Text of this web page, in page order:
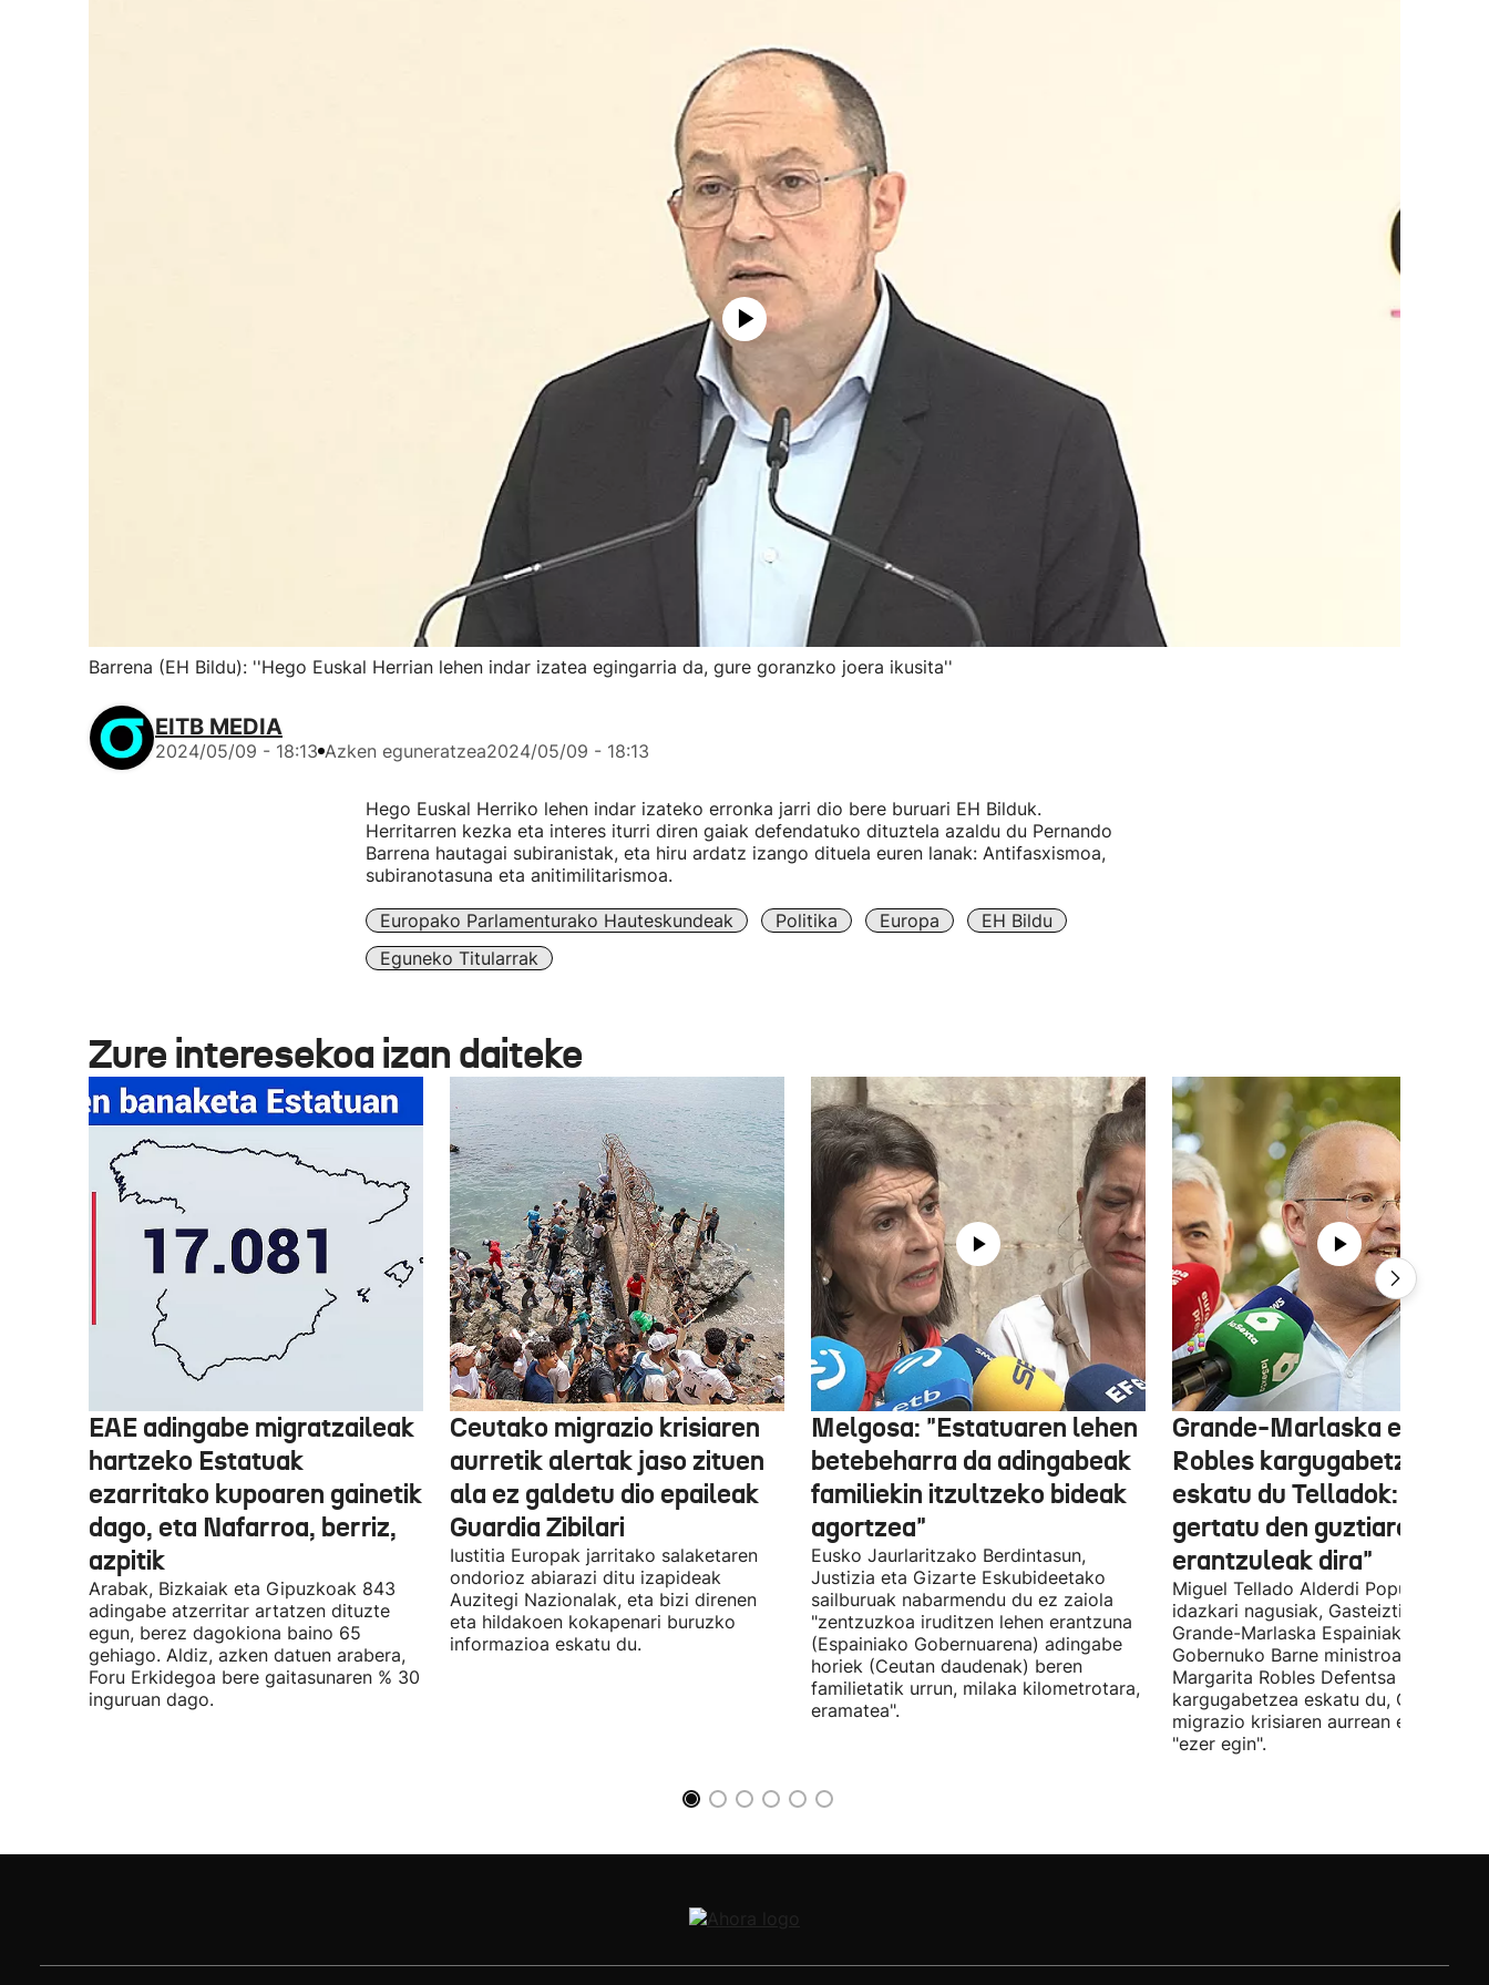
Barrena (EH Bildu): ''Hego Euskal Herrian lehen indar izatea egingarria da, gure goranzko joera ikusita''
EITB MEDIA
2024/05/09 - 18:13 Azken eguneratzea2024/05/09 - 18:13
Hego Euskal Herriko lehen indar izateko erronka jarri dio bere buruari EH Bilduk.
Herritarren kezka eta interes iturri diren gaiak defendatuko dituztela azaldu du Pernando
Barrena hautagai subiranistak, eta hiru ardatz izango dituela euren lanak: Antifasxismoa,
subiranotasuna eta anitimilitarismoa.
Europako Parlamenturako Hauteskundeak Politika Europa
EH Bildu
Eguneko Titularrak
Zure interesekoa izan daiteke
EAE adingabe migratzaileak
hartzeko Estatuak
ezarritako kupoaren gainetik
dago, eta Nafarroa, berriz,
azpitik
Arabak, Bizkaiak eta Gipuzkoak 843
adingabe atzerritar artatzen dituzte
egun, berez dagokiona baino 65
gehiago. Aldiz, azken datuen arabera,
Foru Erkidegoa bere gaitasunaren % 30
inguruan dago.
Ceutako migrazio krisiaren
aurretik alertak jaso zituen
ala ez galdetu dio epaileak
Guardia Zibilari
Iustitia Europak jarritako salaketaren
ondorioz abiarazi ditu izapideak
Auzitegi Nazionalak, eta bizi direnen
eta hildakoen kokapenari buruzko
informazioa eskatu du.
Melgosa: "Estatuaren lehen
betebeharra da adingabeak
familiekin itzultzeko bideak
agortzea"
Eusko Jaurlaritzako Berdintasun,
Justizia eta Gizarte Eskubideetako
sailburuak nabarmendu du ez zaiola
"zentzuzkoa iruditzen lehen erantzuna
(Espainiako Gobernuarena) adingabe
horiek (Ceutan daudenak) beren
familietatik urrun, milaka kilometrotara,
eramatea".
Grande-Marlaska eta
Robles kargugabetzea
eskatu du Telladok:
gertatu den guztiaren
erantzuleak dira"
Miguel Tellado Alderdi Popularraren
idazkari nagusiak, Gasteiztik,
Grande-Marlaska Espainiako
Gobernuko Barne ministroa eta
Margarita Robles Defentsa ministroa
kargugabetzea eskatu du, Ceutako
migrazio krisiaren aurrean ez
"ezer egin".